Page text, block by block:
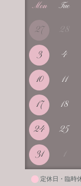
Mon Tue
27 28
3 4
10 11
17 18
24 25
31 1
定休日・臨時